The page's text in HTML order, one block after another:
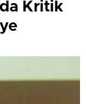
Kritik